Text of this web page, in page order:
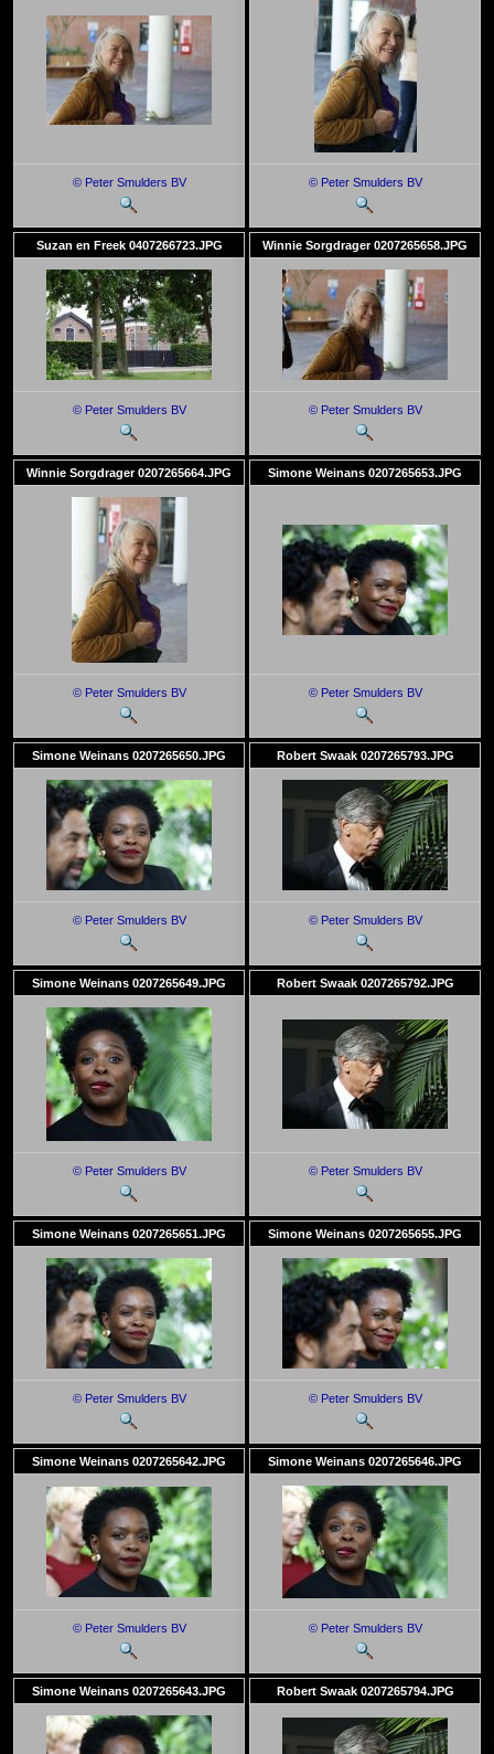
© Peter Smulders BV © Peter Smulders BV
Suzan en Freek 0407266723.JPG
© Peter Smulders BV
Winnie Sorgdrager 0207265658.JPG
© Peter Smulders BV
Winnie Sorgdrager 0207265664.JPG
© Peter Smulders BV
Simone Weinans 0207265653.JPG
© Peter Smulders BV
Simone Weinans 0207265650.JPG
© Peter Smulders BV
Robert Swaak 0207265793.JPG
© Peter Smulders BV
Simone Weinans 0207265649.JPG
© Peter Smulders BV
Robert Swaak 0207265792.JPG
© Peter Smulders BV
Simone Weinans 0207265651.JPG
© Peter Smulders BV
Simone Weinans 0207265655.JPG
© Peter Smulders BV
Simone Weinans 0207265642.JPG
© Peter Smulders BV
Simone Weinans 0207265646.JPG
© Peter Smulders BV
Simone Weinans 0207265643.JPG Robert Swaak 0207265794.JPG